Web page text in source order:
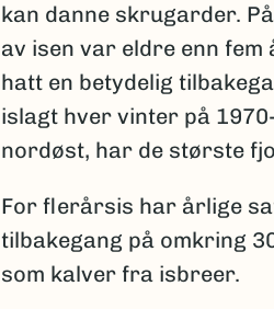
kan danne skrugarder.
av isen var eldre enn
hatt en betydelig
islagt hver vinter på
nordøst, har de største
For flerårsis har årlige
tilbakegang på omkring
som kalver fra isbreer.